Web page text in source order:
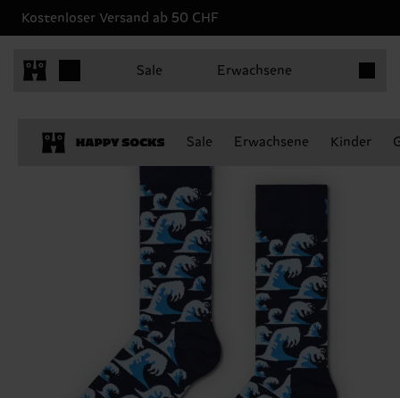
Kostenloser Versand ab 50 CHF
Sale Erwachsene
Sale Erwachsene Kinder